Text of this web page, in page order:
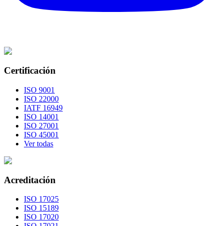
Certificación
ISO 9001
ISO 22000
IATF 16949
ISO 14001
ISO 27001
ISO 45001
Ver todas
Acreditación
ISO 17025
ISO 15189
ISO 17020